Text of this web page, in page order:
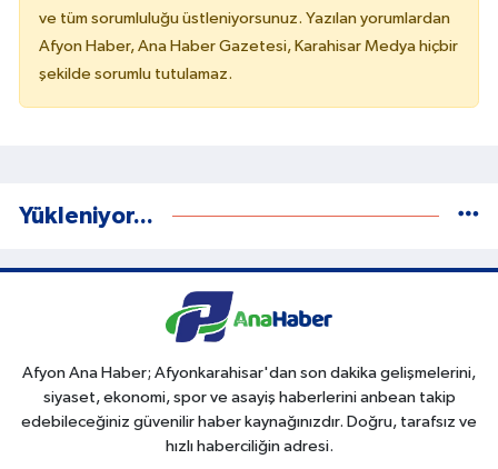
ve tüm sorumluluğu üstleniyorsunuz. Yazılan yorumlardan
Afyon Haber, Ana Haber Gazetesi, Karahisar Medya hiçbir
şekilde sorumlu tutulamaz.
Yükleniyor...
Afyon Ana Haber; Afyonkarahisar'dan son dakika gelişmelerini,
siyaset, ekonomi, spor ve asayiş haberlerini anbean takip
edebileceğiniz güvenilir haber kaynağınızdır. Doğru, tarafsız ve
hızlı haberciliğin adresi.